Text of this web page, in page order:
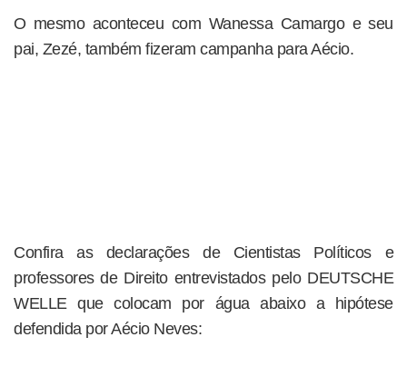
O mesmo aconteceu com Wanessa Camargo e seu
pai, Zezé, também fizeram campanha para Aécio.
Confira as declarações de Cientistas Políticos e
professores de Direito entrevistados pelo DEUTSCHE
WELLE que colocam por água abaixo a hipótese
defendida por Aécio Neves: